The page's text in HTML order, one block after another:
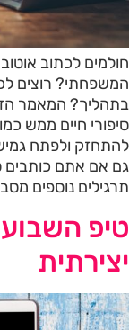
חולמים לכתוב
המשפחתי? רוצים
בתהליך? המאמר
סיפורי חיים ממש
להתחזק ולפתח
גם אם אתם כותבים
תרגילים נוספים
טיפ
יצירתית